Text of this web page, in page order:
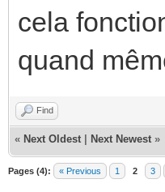
cela
quand
Find
« Next Oldest Next Newest »
Pages (4): « Previous 1 2 3